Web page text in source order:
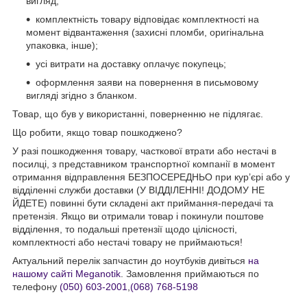
комплектність товару відповідає комплектності на
момент відвантаження (захисні пломби, оригінальна
упаковка, інше);
усі витрати на доставку оплачує покупець;
оформлення заяви на повернення в письмовому
вигляді згідно з бланком.
Товар, що був у використанні, поверненню не підлягає.
Що робити, якщо товар пошкоджено?
У разі пошкодження товару, часткової втрати або нестачі в
посилці, з представником транспортної компанії в момент
отримання відправлення БЕЗПОСЕРЕДНЬО при кур’єрі або у
відділенні служби доставки (У ВІДДІЛЕННІ! ДОДОМУ НЕ
ЙДЕТЕ) повинні бути складені акт приймання-передачі та
претензія. Якщо ви отримали товар і покинули поштове
відділення, то подальші претензії щодо цілісності,
комплектності або нестачі товару не приймаються!
Актуальний перелік запчастин до ноутбуків дивіться на
нашому сайті Meganotik . Замовлення приймаються по
телефону (050) 603-2001 (068) 768-5198